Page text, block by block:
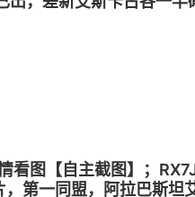
碎片，每月稳拿第一至
有绑定的冷却时间，9
图【自主截图】；
第一同盟，阿拉巴斯坦